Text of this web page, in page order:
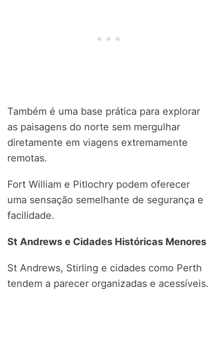
Também é uma base prática para explorar
as paisagens do norte sem mergulhar
diretamente em viagens extremamente
remotas.
Fort William e Pitlochry podem oferecer
uma sensação semelhante de segurança e
facilidade.
St Andrews e Cidades Históricas Menores
St Andrews, Stirling e cidades como Perth
tendem a parecer organizadas e acessíveis.